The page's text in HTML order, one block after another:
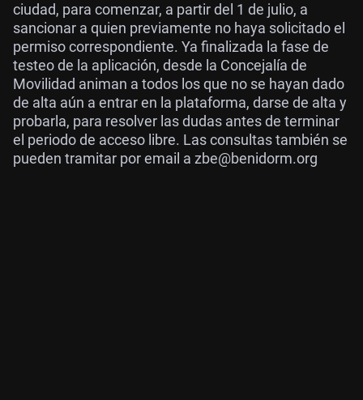
ciudad, para comenzar, a partir del 1 de julio, a
sancionar a quien previamente no haya solicitado el
permiso correspondiente. Ya finalizada la fase de
testeo de la aplicación, desde la Concejalía de
Movilidad animan a todos los que no se hayan dado
de alta aún a entrar en la plataforma, darse de alta y
probarla, para resolver las dudas antes de terminar
el periodo de acceso libre. Las consultas también se
pueden tramitar por email a zbe@benidorm.org